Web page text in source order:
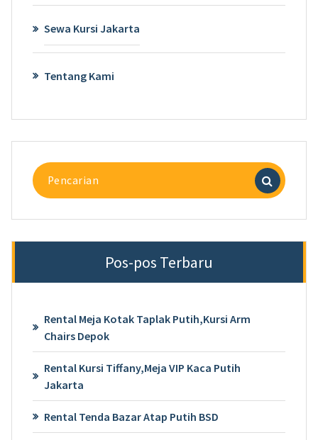
Sewa Kursi Jakarta
Tentang Kami
Pencarian
untuk:
Pos-pos Terbaru
Rental Meja Kotak Taplak Putih,Kursi Arm
Chairs Depok
Rental Kursi Tiffany,Meja VIP Kaca Putih
Jakarta
Rental Tenda Bazar Atap Putih BSD